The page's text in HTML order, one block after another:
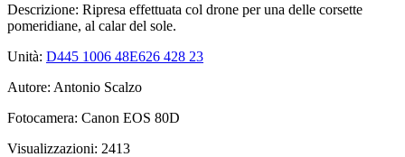
Descrizione: Ripresa effettuata col drone per una delle corsette
pomeridiane, al calar del sole.
Unità: D445 1006 48E626 428 23
Autore: Antonio Scalzo
Fotocamera: Canon EOS 80D
Visualizzazioni: 2413